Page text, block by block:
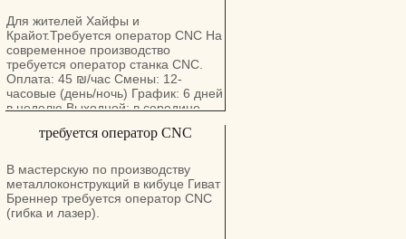
дней в неделю * Работа в Ришон
Леционе недалеко от
железнодорожной станции Дружный
коллектив, приятная атмосфера
много русскоговорящих *
Дополнительная информация по
телефону 052–8320913 Лера *
адрес accounting@avdor.com
Для жителей Хайфы и
Крайот.Требуется оператор CNC На
современное производство
требуется оператор станка CNC.
Оплата: 45 ₪/час Смены: 12-
часовые (день/ночь) График: 6 дней
в неделю Выходной: в середине
Требования: — технические навыки
работа на современном
производстве, хорошие условия.
требуется оператор CNC
В мастерскую по производству
металлоконструкций в кибуце Гиват
Бреннер требуется оператор CNC
(гибка и лазер).